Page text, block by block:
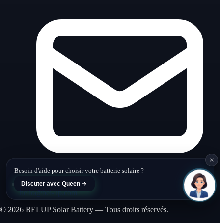
hello@bel-up.com
© 2026 BELUP Solar Battery — Tous droits réservés.
Besoin d'aide pour choisir votre batterie solaire ?
Discuter avec Queen